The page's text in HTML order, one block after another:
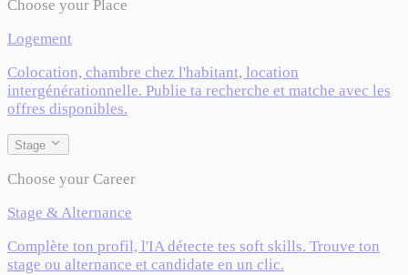
Choose your Place
Logement
Colocation, chambre chez l'habitant, location
intergénérationnelle. Publie ta recherche et matche avec les
offres disponibles.
Stage
Choose your Career
Stage & Alternance
Complète ton profil, l'IA détecte tes soft skills. Trouve ton
stage ou alternance et candidate en un clic.